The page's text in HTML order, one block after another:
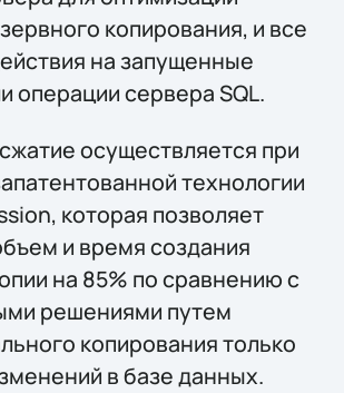
копирования, и все
на запущенные
операции сервера SQL.
осуществляется при
технологии
которая позволяет
и время создания
на 85% по сравнению с
решениями путем
копирования только
в базе данных.